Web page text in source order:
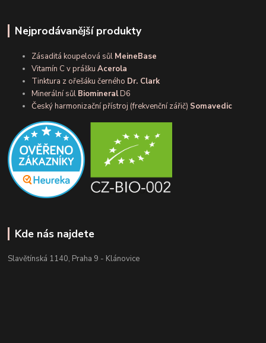
Nejprodávanější produkty
Zásaditá koupelová sůl MeineBase
Vitamín C v práškuAcerola
Tinktura z ořešáku černého Dr. Clark
Minerální sůl BiomineralD6
Český harmonizační přístroj (frekvenční zářič) Somavedic
Kde nás najdete
Slavětínská 1140, Praha 9 - Klánovice